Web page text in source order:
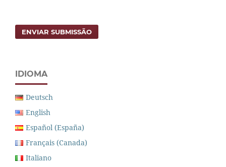
ENVIAR SUBMISSÃO
IDIOMA
Deutsch
English
Español (España)
Français (Canada)
Italiano